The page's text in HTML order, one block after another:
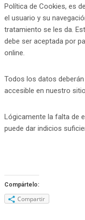
Política de Cookies, es
el usuario y su
tratamiento se les da.
debe ser aceptada por
online.
Todos los datos
accesible en nuestro
Lógicamente la falta de
puede dar indicios
Compártelo:
Compartir